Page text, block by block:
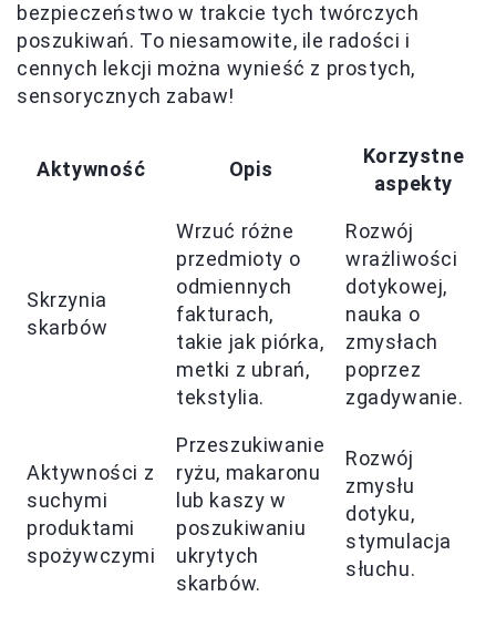
bezpieczeństwo w trakcie tych twórczych
poszukiwań. To niesamowite, ile radości i
cennych lekcji można wynieść z prostych,
sensorycznych zabaw!
Aktywność Opis
Korzystne
aspekty
Skrzynia
skarbów
Wrzuć różne
przedmioty o
odmiennych
fakturach,
takie jak piórka,
metki z ubrań,
tekstylia.
Rozwój
wrażliwości
dotykowej,
nauka o
zmysłach
poprzez
zgadywanie.
Aktywności z
suchymi
produktami
spożywczymi
Przeszukiwanie
ryżu, makaronu
lub kaszy w
poszukiwaniu
ukrytych
skarbów.
Rozwój
zmysłu
dotyku,
stymulacja
słuchu.